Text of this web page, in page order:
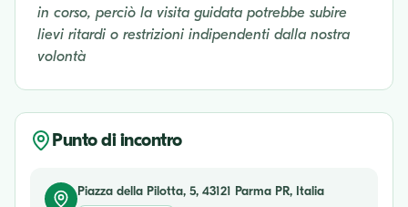
in corso, perciò la visita guidata potrebbe subire
lievi ritardi o restrizioni indipendenti dalla nostra
volontà
Punto di incontro
Piazza della Pilotta, 5, 43121 Parma PR, Italia